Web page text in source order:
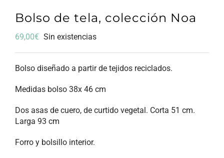
Bolso de tela, colección Noa
69,00€ Sin existencias
Bolso diseñado a partir de tejidos reciclados.
Medidas bolso 38x 46 cm
Dos asas de cuero, de curtido vegetal. Corta 51 cm.
Larga 93 cm
Forro y bolsillo interior.